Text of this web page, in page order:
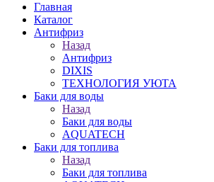
Главная
Каталог
Антифриз
Назад
Антифриз
DIXIS
ТЕХНОЛОГИЯ УЮТА
Баки для воды
Назад
Баки для воды
AQUATECH
Баки для топлива
Назад
Баки для топлива